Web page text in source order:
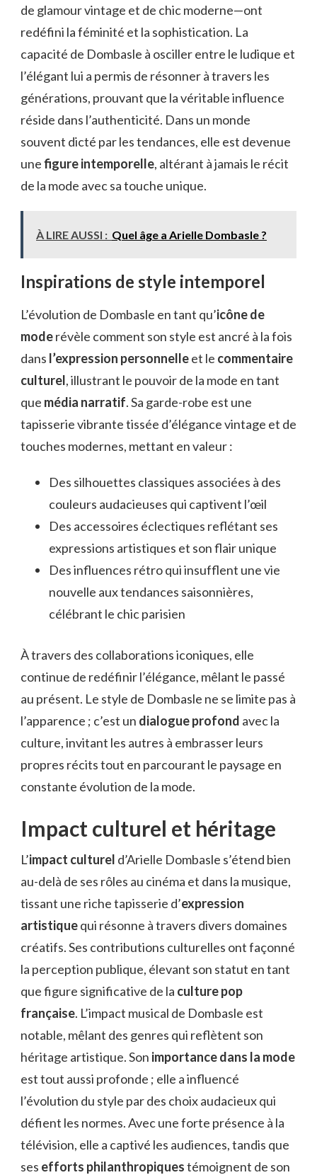
de glamour vintage et de chic moderne—ont
redéfini la féminité et la sophistication. La
capacité de Dombasle à osciller entre le ludique et
l’élégant lui a permis de résonner à travers les
générations, prouvant que la véritable influence
réside dans l’authenticité. Dans un monde
souvent dicté par les tendances, elle est devenue
unefigure intemporelle, altérant à jamais le récit
de la mode avec sa touche unique.
À LIRE AUSSI : Quel âge a Arielle Dombasle ?
Inspirations de style intemporel
L’évolution de Dombasle en tant qu’icône de
moderévèle comment son style est ancré à la fois
dans l’expression personnelleet le commentaire
culturel, illustrant le pouvoir de la mode en tant
que média narratif. Sa garde-robe est une
tapisserie vibrante tissée d’élégance vintage et de
touches modernes, mettant en valeur :
Des silhouettes classiques associées à des
couleurs audacieuses qui captivent l’œil
Des accessoires éclectiques reflétant ses
expressions artistiques et son flair unique
Des influences rétro qui insufflent une vie
nouvelle aux tendances saisonnières,
célébrant le chic parisien
À travers des collaborations iconiques, elle
continue de redéfinir l’élégance, mêlant le passé
au présent. Le style de Dombasle ne se limite pas à
l’apparence ; c’est un dialogue profond avec la
culture, invitant les autres à embrasser leurs
propres récits tout en parcourant le paysage en
constante évolution de la mode.
Impact culturel et héritage
L’impact culturel d’Arielle Dombasle s’étend bien
au-delà de ses rôles au cinéma et dans la musique,
tissant une riche tapisserie d’expression
artistiquequi résonne à travers divers domaines
créatifs. Ses contributions culturelles ont façonné
la perception publique, élevant son statut en tant
que figure significative de la culture pop
française. L’impact musical de Dombasle est
notable, mêlant des genres qui reflètent son
héritage artistique. Son importance dans la mode
est tout aussi profonde ; elle a influencé
l’évolution du style par des choix audacieux qui
défient les normes. Avec une forte présence à la
télévision, elle a captivé les audiences, tandis que
ses efforts philanthropiquestémoignent de son